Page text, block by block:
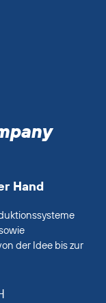
Hand
der Idee bis zur